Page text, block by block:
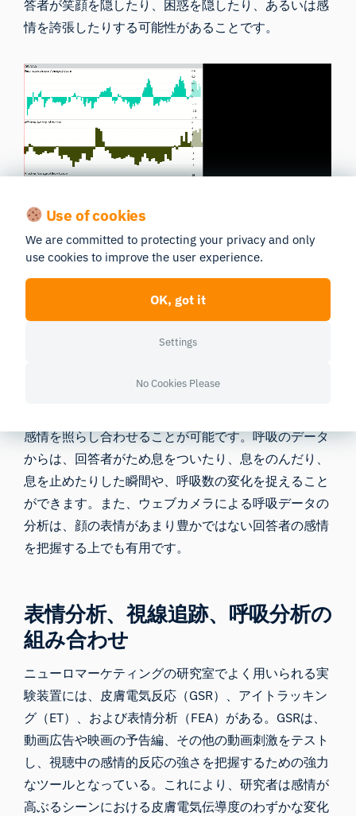
答者が笑顔を隠したり、困惑を隠したり、あるいは感
情を誇張したりする可能性があることです。
iMotionsのリモートデータ収集モジュールにおける、
ある回答者のジェームズ・ボンド映画の予告編に対す
る反応。上段に呼吸データ、下段にAFFDEXの感情評
価指標が表示されている。
バイオセンサーでは、回答者がなぜそのように行動を
ませんが、表情と呼吸パターンを比較することで、感
感情を照らし合わせることが可能です。呼吸のデータ
からは、回答者がため息をついたり、息をのんだり、
息を止めたりした瞬間や、呼吸数の変化を捉えること
ができます。また、ウェブカメラによる呼吸データの
分析は、顔の表情があまり豊かではない回答者の感情
を把握する上でも有用です。
表情分析、視線追跡、呼吸分析の
組み合わせ
ニューロマーケティングの研究室でよく用いられる実
験装置には、皮膚電気反応（GSR）、アイトラッキン
グ（ET）、および表情分析（FEA）がある。GSRは、
動画広告や映画の予告編、その他の動画刺激をテスト
し、視聴中の感情的反応の強さを把握するための強力
なツールとなっている。これにより、研究者は感情が
高ぶるシーンにおける皮膚電気伝導度のわずかな変化
Use of cookies
We are committed to protecting your privacy and only
use cookies to improve the user experience.
OK, got it
Settings
No Cookies Please